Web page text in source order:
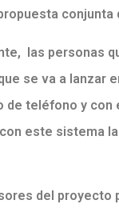
las personas
se va a lanzar
de teléfono y
este sistema
del proyecto